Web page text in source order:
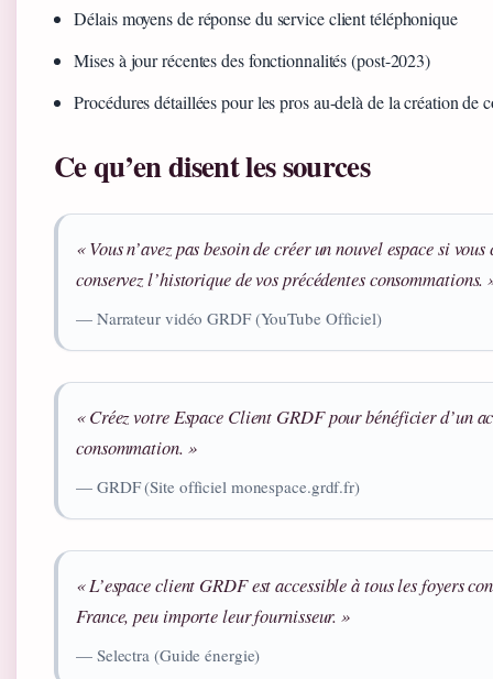
Délais moyens de réponse du service client téléphonique
Mises à jour récentes des fonctionnalités (post-2023)
Procédures détaillées pour les pros au-delà de la création de
Ce qu’en disent les sources
« Vous n’avez pas besoin de créer un nouvel espace si
conservez l’historique de vos précédentes consommations.
— Narrateur vidéo GRDF (YouTube Officiel)
« Créez votre Espace Client GRDF pour bénéficier d’un
consommation. »
— GRDF (Site officiel monespace.grdf.fr)
« L’espace client GRDF est accessible à tous les foyers
France, peu importe leur fournisseur. »
— Selectra (Guide énergie)